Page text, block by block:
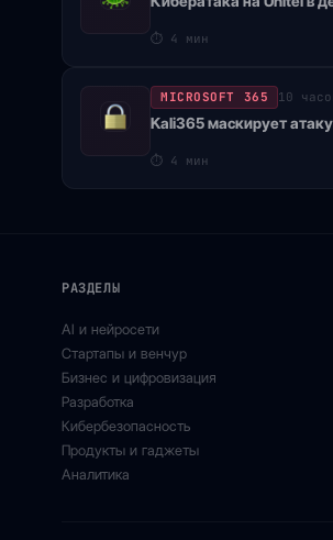
⏱ 4 мин
MICROSOFT 365 10
Kali365 маскирует
⏱ 4 мин
РАЗДЕЛЫ
AI и нейросети
Стартапы и венчур
Бизнес и цифровизация
Разработка
Кибербезопасность
Продукты и гаджеты
Аналитика